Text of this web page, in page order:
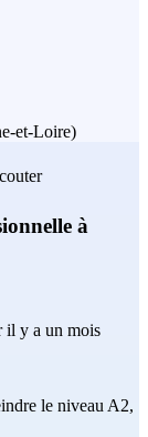
et-Loire)
à
il y a un mois
le niveau A2,